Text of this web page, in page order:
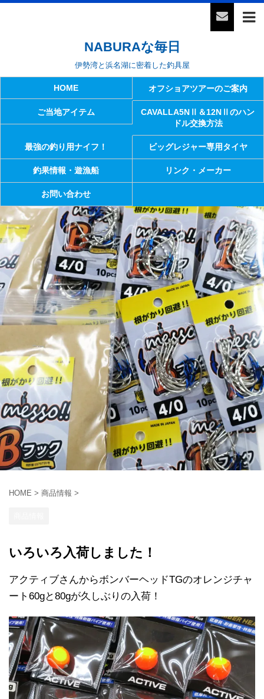
NABURAな毎日
伊勢湾と浜名湖に密着した釣具屋
HOME オフショアツアーのご案内
ご当地アイテム
CAVALLA5NⅡ＆12NⅡのハン
ドル交換方法
最強の釣り用ナイフ！ ビッグレジャー専用タイヤ
釣果情報・遊漁船 リンク・メーカー
お問い合わせ
HOME > 商品情報 >
いろいろ入荷しました！
アクティブさんからボンバーヘッドTGのオレンジチャ
ート60gと80gが久しぶりの入荷！